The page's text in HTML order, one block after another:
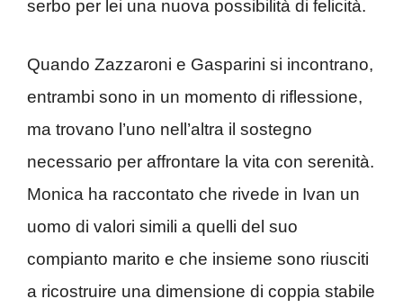
serbo per lei una nuova possibilità di felicità.
Quando Zazzaroni e Gasparini si incontrano,
entrambi sono in un momento di riflessione,
ma trovano l’uno nell’altra il sostegno
necessario per affrontare la vita con serenità.
Monica ha raccontato che rivede in Ivan un
uomo di valori simili a quelli del suo
compianto marito e che insieme sono riusciti
a ricostruire una dimensione di coppia stabile